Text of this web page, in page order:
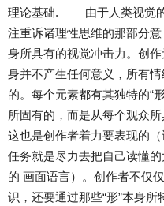
理论基础. 由于人类视觉的
注重诉诸理性思维的那部分
身所具有的视觉冲击力。创
身并不产生任何意义，所有
的。每个元素都有其独特的“
所固有的，而是从每个观众所
这也是创作者着力要表现的
任务就是尽力去把自己读懂
的 画面语言）。创作者不仅
识，还要通过那些“形”本身